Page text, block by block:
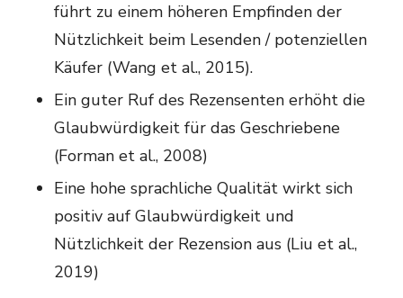
führt zu einem höheren Empfinden der
Nützlichkeit beim Lesenden / potenziellen
Käufer (Wang et al., 2015).
Ein guter Ruf des Rezensenten erhöht die
Glaubwürdigkeit für das Geschriebene
(Forman et al., 2008)
Eine hohe sprachliche Qualität wirkt sich
positiv auf Glaubwürdigkeit und
Nützlichkeit der Rezension aus (Liu et al.,
2019)